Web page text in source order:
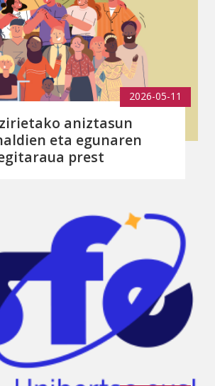
2026-05-11
aniztasun
eta egunaren
prest